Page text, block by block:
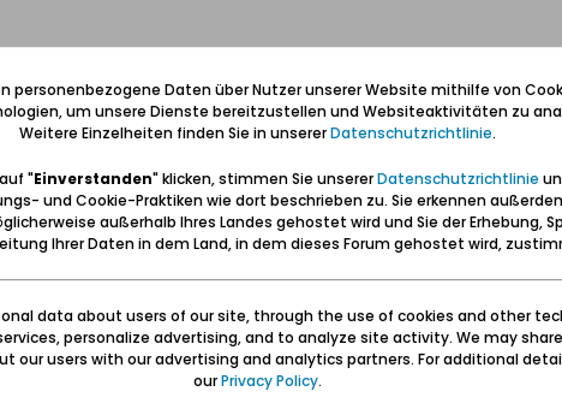
um Themen
ins Forum gefunden hast und ich finde den Gedanken sehr gut,
wir mit dir jemanden im Forum haben, der sowohl deutsch als auch
Dingen beschäftigt, aber ich fände es toll, wenn wir (damit meine
personenbezogene Daten über Nutzer unserer Website mithilfe von
um unsere Dienste bereitzustellen und Websiteaktivitäten zu
Weitere Einzelheiten finden Sie in unsererDatenschutzrichtlinie.
"Einverstanden" klicken, stimmen Sie unsererDatenschutzrichtlinie
und Cookie-Praktiken wie dort beschrieben zu. Sie erkennen
außerhalb Ihres Landes gehostet wird und Sie der Erhebung,
Ihrer Daten in dem Land, in dem dieses Forum gehostet wird,
data about users of our site, through the use of cookies and other
personalize advertising, and to analyze site activity. We may
our users with our advertising and analytics partners. For additional
ourPrivacy Policy.